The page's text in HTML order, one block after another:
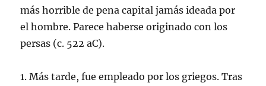
más horrible de pena capital jamás ideada por
el hombre. Parece haberse originado con los
persas (c. 522 aC).
1. Más tarde, fue empleado por los griegos. Tras